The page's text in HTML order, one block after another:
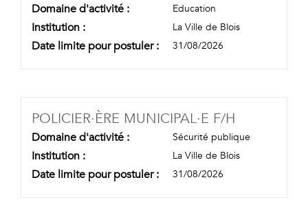
Domaine d'activité : Education
Institution : La Ville de Blois
Date limite pour postuler : 31/08/2026
POLICIER·ÈRE MUNICIPAL·E F/H
Domaine d'activité : Sécurité publique
Institution : La Ville de Blois
Date limite pour postuler : 31/08/2026